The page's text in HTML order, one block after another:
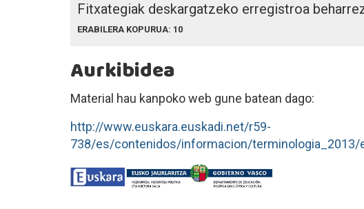
Fitxategiak deskargatzeko erregistroa
ERABILERA KOPURUA: 10
Aurkibidea
Material hau kanpoko web gune batean dago:
http://www.euskara.euskadi.net/r59-
738/es/contenidos/informacion/terminologia_2013/